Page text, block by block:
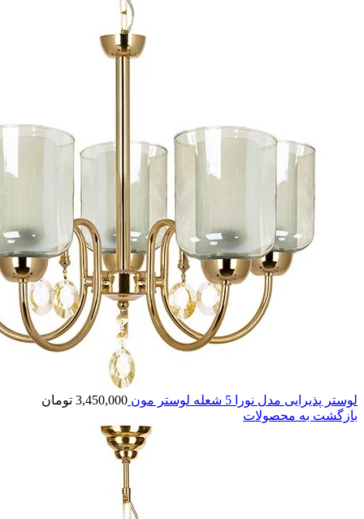
لوستر پذیرایی مدل نورا 5 شعله لوستر مون 3,450,000 تومان
بازگشت به محصولات